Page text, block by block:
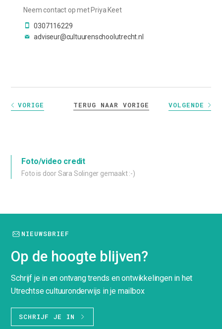
Neem contact op met Priya Keet
0307116229
adviseur@cultuurenschoolutrecht.nl
VORIGE TERUG NAAR VORIGE VOLGENDE
Foto/video credit
Foto is door Sara Solinger gemaakt :-)
NIEUWSBRIEF
Op de hoogte blijven?
Schrijf je in en ontvang trends en ontwikkelingen in het
Utrechtse cultuuronderwijs in je mailbox
SCHRIJF JE IN